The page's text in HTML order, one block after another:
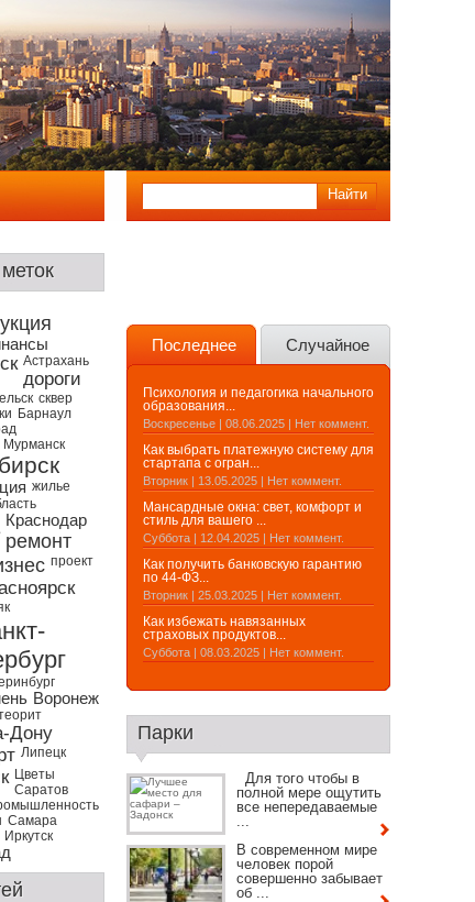
Астрахань
дороги
сквер
Барнаул
Мурманск
жилье
Краснодар
ремонт
проект
Воронеж
Дону
Липецк
Цветы
Саратов
Самара
Иркутск
Последнее Случайное
Психология и педагогика начального
образования...
Воскресенье | 08.06.2025 | Нет коммент.
Как выбрать платежную систему для
стартапа с огран...
Вторник | 13.05.2025 | Нет коммент.
Мансардные окна: свет, комфорт и
стиль для вашего ...
Суббота | 12.04.2025 | Нет коммент.
Как получить банковскую гарантию
по 44-ФЗ...
Вторник | 25.03.2025 | Нет коммент.
Как избежать навязанных
страховых продуктов...
Суббота | 08.03.2025 | Нет коммент.
Парки
Для того чтобы в
полной мере ощутить
все непередаваемые
...
В современном мире
человек порой
совершенно забывает
об ...